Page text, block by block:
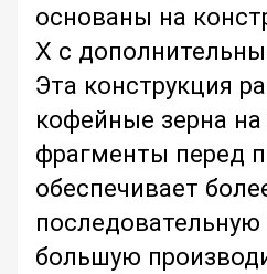
основаны на
X с
Эта конструкция
кофейные зерна
фрагменты перед
обеспечивает
большую